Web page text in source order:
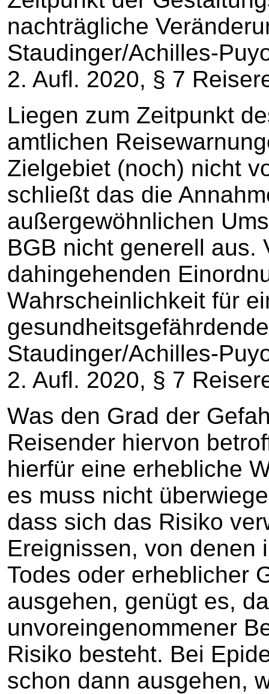
nachträgliche
Staudinger/Achilles-
2. Aufl. 2020, § 7
Liegen zum Zeitpunkt
amtlichen
Zielgebiet (noch) nicht
schließt das die
außergewöhnlichen
BGB nicht generell aus.
dahingehenden
Wahrscheinlichkeit für
Staudinger/Achilles-
2. Aufl. 2020, § 7
Was den Grad der
Reisender hiervon
hierfür eine erhebliche
es muss nicht
dass sich das Risiko
Ereignissen, von denen
Todes oder erheblicher
ausgehen, genügt es,
unvoreingenommener
Risiko besteht. Bei
schon dann ausgehen,